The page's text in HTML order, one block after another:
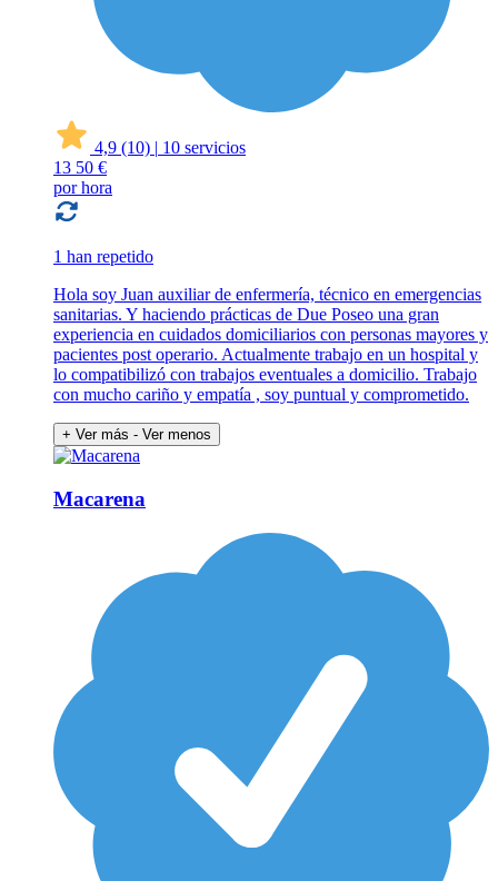
4,9 (10) | 10 servicios
13 50 €
por hora
1 han repetido
Hola soy Juan auxiliar de enfermería, técnico en emergencias
sanitarias. Y haciendo prácticas de Due Poseo una gran
experiencia en cuidados domiciliarios con personas mayores y
pacientes post operario. Actualmente trabajo en un hospital y
lo compatibilizó con trabajos eventuales a domicilio. Trabajo
con mucho cariño y empatía , soy puntual y comprometido.
+ Ver más - Ver menos
Macarena